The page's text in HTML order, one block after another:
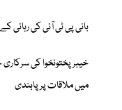
بانی پی ٹی آئی کی رہائی
خیبرپختونخوا کی
میں ملاقات پر پابندی